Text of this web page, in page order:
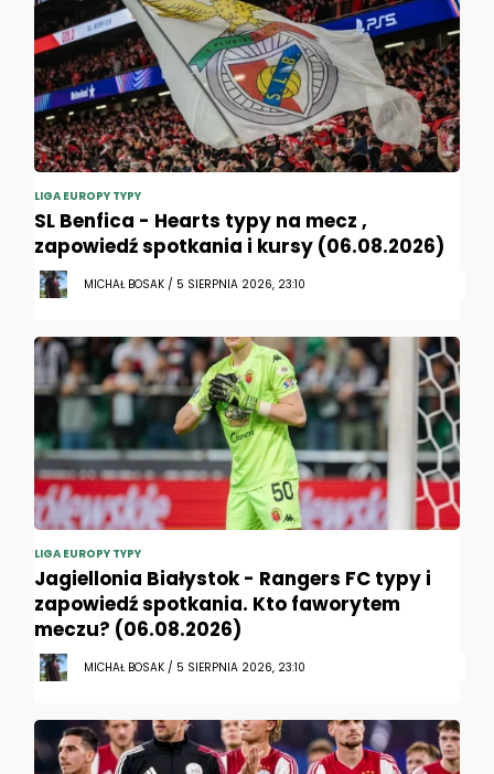
LIGA EUROPY TYPY
SL Benfica - Hearts typy na mecz ,
zapowiedź spotkania i kursy (06.08.2026)
MICHAŁ BOSAK / 5 SIERPNIA 2026, 23:10
LIGA EUROPY TYPY
Jagiellonia Białystok - Rangers FC typy i
zapowiedź spotkania. Kto faworytem
meczu? (06.08.2026)
MICHAŁ BOSAK / 5 SIERPNIA 2026, 23:10